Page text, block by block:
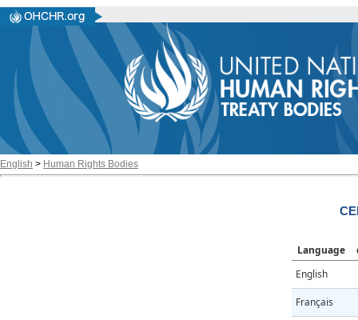
English > Human Rights Bodies
Language
English
Français